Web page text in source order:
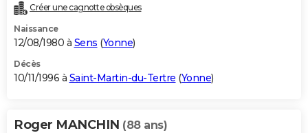
Créer une cagnotte obsèques
Naissance
12/08/1980 à Sens (Yonne)
Décès
10/11/1996 à Saint-Martin-du-Tertre (Yonne)
Roger MANCHIN (88 ans)